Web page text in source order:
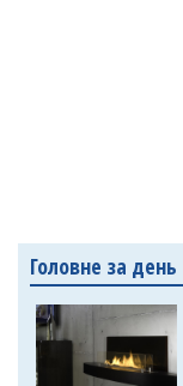
Головне за день